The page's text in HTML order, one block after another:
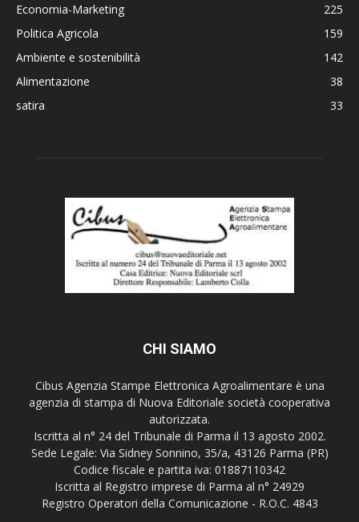
Economia-Marketing
225
Politica Agricola
159
Ambiente e sostenibilità
142
Alimentazione
38
satira
33
CHI SIAMO
Cibus Agenzia Stampe Elettronica Agroalimentare è una
agenzia di stampa di Nuova Editoriale società cooperativa
autorizzata.
Iscritta al n° 24 del Tribunale di Parma il 13 agosto 2002.
Sede Legale: Via Sidney Sonnino, 35/a, 43126 Parma (PR)
Codice fiscale e partita iva: 01887110342
Iscritta al Registro imprese di Parma al n° 24929
Registro Operatori della Comunicazione - R.O.C. 4843